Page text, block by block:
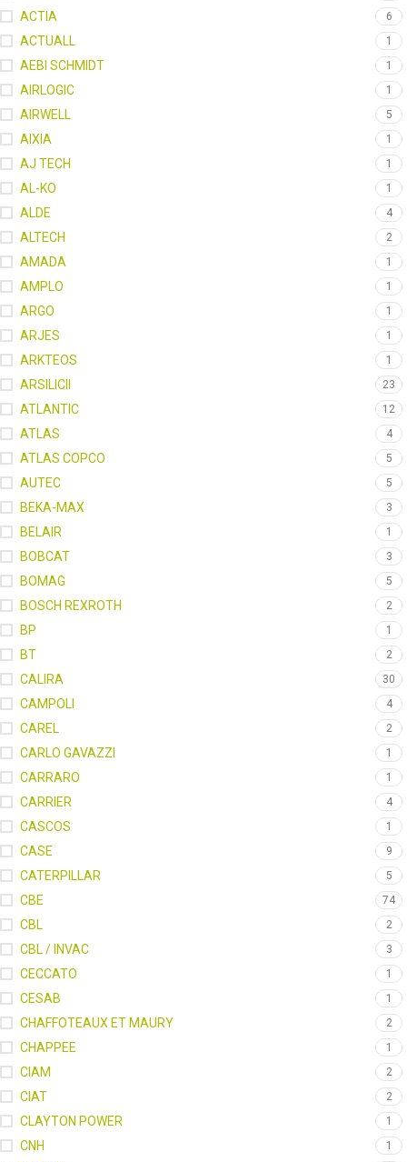
ACTIA 6
ACTUALL 1
AEBI SCHMIDT 1
AIRLOGIC 1
AIRWELL 5
AIXIA 1
AJ TECH 1
AL-KO 1
ALDE 4
ALTECH 2
AMADA 1
AMPLO 1
ARGO 1
ARJES 1
ARKTEOS 1
ARSILICII 23
ATLANTIC 12
ATLAS 4
ATLAS COPCO 5
AUTEC 5
BEKA-MAX 3
BELAIR 1
BOBCAT 3
BOMAG 5
BOSCH REXROTH 2
BP 1
BT 2
CALIRA 30
CAMPOLI 4
CAREL 2
CARLO GAVAZZI 1
CARRARO 1
CARRIER 4
CASCOS 1
CASE 9
CATERPILLAR 5
CBE 74
CBL 2
CBL / INVAC 3
CECCATO 1
CESAB 1
CHAFFOTEAUX ET MAURY 2
CHAPPEE 1
CIAM 2
CIAT 2
CLAYTON POWER 1
CNH 1